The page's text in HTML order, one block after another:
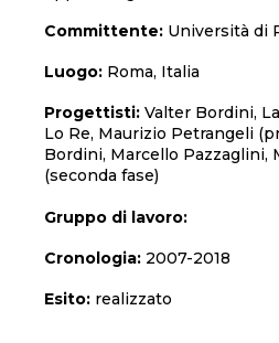
Committente: Università di
Luogo: Roma, Italia
Progettisti: Valter Bordini,
Lo Re, Maurizio Petrangeli
Bordini, Marcello Pazzaglini,
(seconda fase)
Gruppo di lavoro:
Cronologia: 2007-2018
Esito: realizzato